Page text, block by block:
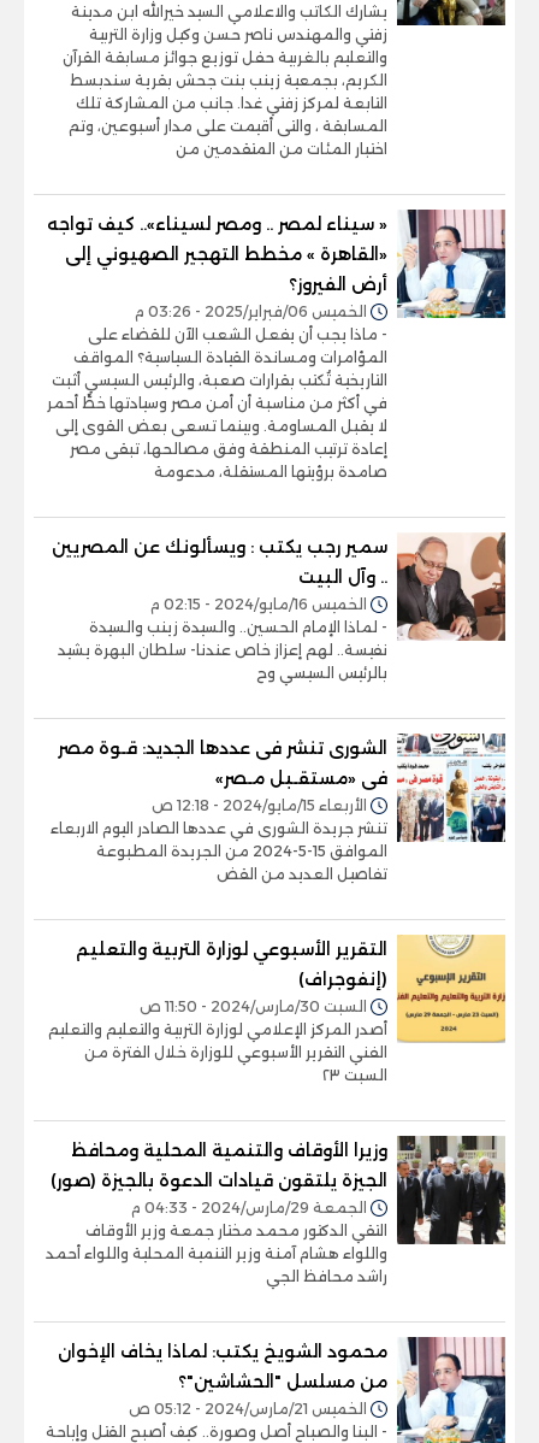
يشارك الكاتب والاعلامي السيد خيرالله ابن مدينة
زفتي والمهندس ناصر حسن وكيل وزارة التربية
والتعليم بالغربية حفل توزيع جوائز مسابقة القرآن
الكريم، بجمعية زينب بنت جحش بقرية سندبسط
التابعة لمركز زفتي غدا. جانب من المشاركة تلك
المسابقة ، والتى أقيمت على مدار أسبوعين، وتم
اختبار المئات من المتقدمين من
« سيناء لمصر .. ومصر لسيناء».. كيف تواجه
«القاهرة » مخطط التهجير الصهيوني إلى
أرض الفيروز؟
الخميس 06/فبراير/2025 - 03:26 م
- ماذا يجب أن يفعل الشعب الآن للقضاء على
المؤامرات ومساندة القيادة السياسية؟ المواقف
التاريخية تُكتب بقرارات صعبة، والرئيس السيسي أثبت
في أكثر من مناسبة أن أمن مصر وسيادتها خطٌّ أحمر
لا يقبل المساومة. وبينما تسعى بعض القوى إلى
إعادة ترتيب المنطقة وفق مصالحها، تبقى مصر
صامدة برؤيتها المستقلة، مدعومة
سمير رجب يكتب : ويسألونك عن المصريين
.. وآل البيت
الخميس 16/مايو/2024 - 02:15 م
- لماذا الإمام الحسين.. والسيدة زينب والسيدة
نفيسة.. لهم إعزاز خاص عندنا- سلطان البهرة يشيد
بالرئيس السيسي وح
الشورى تنشر فى عددها الجديد: قـوة مصر
فى «مستقـبل مـصر»
الأربعاء 15/مايو/2024 - 12:18 ص
تنشر جريدة الشورى في عددها الصادر اليوم الاربعاء
الموافق 15-5-2024 من الجريدة المطبوعة
تفاصيل العديد من القض
التقرير الأسبوعي لوزارة التربية والتعليم
(إنفوجراف)
السبت 30/مارس/2024 - 11:50 ص
أصدر المركز الإعلامي لوزارة التربية والتعليم والتعليم
الفني التقرير الأسبوعي للوزارة خلال الفترة من
السبت ٢٣
وزيرا الأوقاف والتنمية المحلية ومحافظ
الجيزة يلتقون قيادات الدعوة بالجيزة (صور)
الجمعة 29/مارس/2024 - 04:33 م
التقي الدكتور محمد مختار جمعة وزير الأوقاف
واللواء هشام آمنة وزير التنمية المحلية واللواء أحمد
راشد محافظ الجي
محمود الشويخ يكتب: لماذا يخاف الإخوان
من مسلسل "الحشاشين"؟
الخميس 21/مارس/2024 - 05:12 ص
- البنا والصباح أصل وصورة.. كيف أصبح القتل وإباحة